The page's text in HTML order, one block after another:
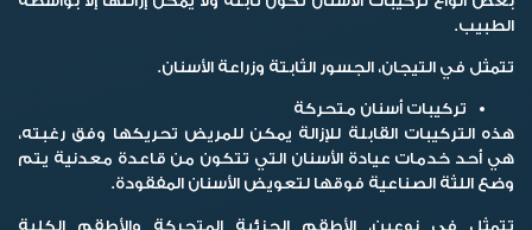
الطبيب.
تتمثل في التيجان، الجسور الثابتة وزراعة الأسنان.
تركيبات أسنان متحركة
هذه التركيبات القابلة للإزالة يمكن للمريض تحريكها وفق رغبته،
هي أحد خدمات عيادة الأسنان التي تتكون من قاعدة معدنية يتم
وضع اللثة الصناعية فوقها لتعويض الأسنان المفقودة.
تتمثل في نوعين، الأطقم الجزئية المتحركة والأطقم الكلية